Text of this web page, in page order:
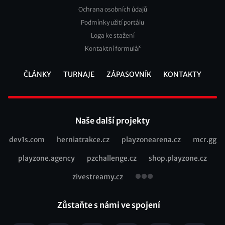
Ochrana osobních údajů
Podmínky užití portálu
Loga ke stažení
Kontaktní formulář
ČLÁNKY TURNAJE ZÁPASOVNÍK KONTAKTY
Naše další projekty
Recommended
dev1s.com herniatrakce.cz playzonearena.cz mcr.gg
playzone.agency pzchallenge.cz shop.playzone.cz
zivestreamy.cz
Zůstaňte s námi ve spojení